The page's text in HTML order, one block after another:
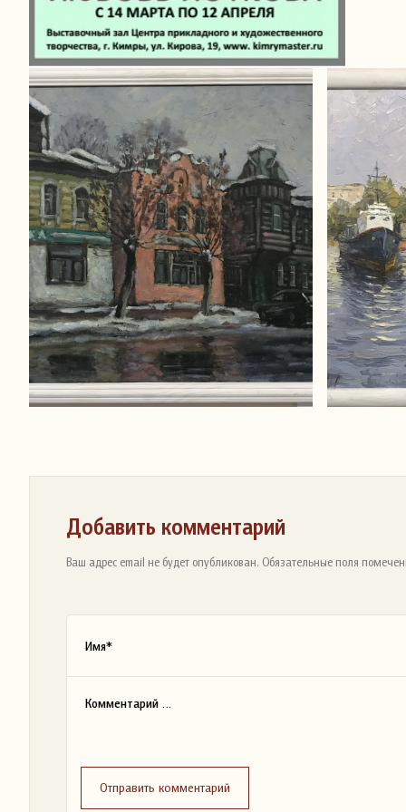
Добавить комментарий
Ваш адрес email не будет опубликован. Обязательные поля
Отправить комментарий